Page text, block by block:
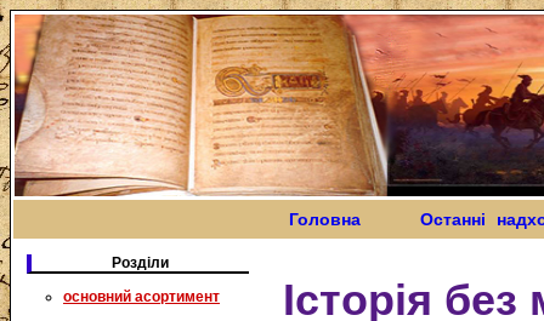
Головна Останні
Розділи
основний асортимент
Історія